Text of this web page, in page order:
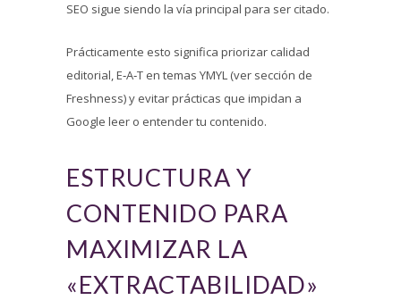
SEO sigue siendo la vía principal para ser citado.
Prácticamente esto significa priorizar calidad
editorial, E‑A‑T en temas YMYL (ver sección de
Freshness) y evitar prácticas que impidan a
Google leer o entender tu contenido.
ESTRUCTURA Y
CONTENIDO PARA
MAXIMIZAR LA
«EXTRACTABILIDAD»